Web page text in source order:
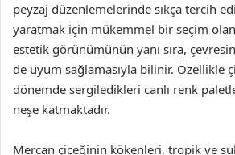
peyzaj düzenlemelerinde sıkça tercih
yaratmak için mükemmel bir seçim
estetik görünümünün yanı sıra,
de uyum sağlamasıyla bilinir. Özellikle
dönemde sergiledikleri canlı renk
neşe katmaktadır.
Mercan çiçeğinin kökenleri, tropik ve